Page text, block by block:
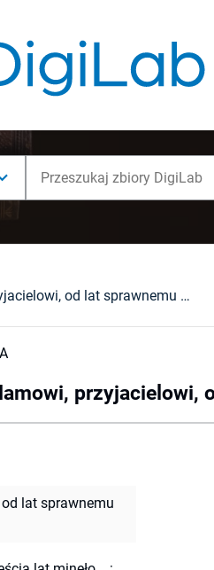
Adamowi, przyjacielowi, od lat sprawnemu menagerowi!
przyjacielowi,
lat sprawnemu